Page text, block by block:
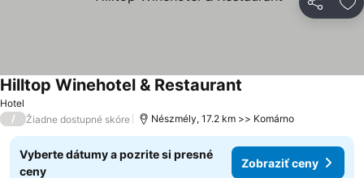
Zdieľať
Hotel
Hilltop Winehotel & Restaurant
/ Žiadne dostupné skóre Nészmély, 17.2 km >> Komárno
Vyberte dátumy a pozrite si presné
ceny
Zobraziť ceny